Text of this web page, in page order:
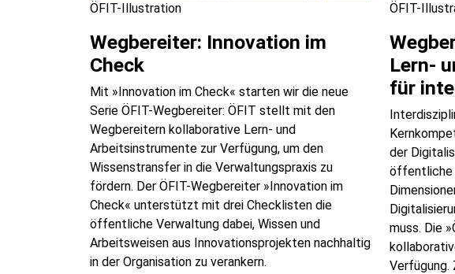
ÖFIT-Illustration
Wegbereiter: Innovation im
Check
Mit »Innovation im Check« starten wir die neue
Serie ÖFIT-Wegbereiter: ÖFIT stellt mit den
Wegbereitern kollaborative Lern- und
Arbeitsinstrumente zur Verfügung, um den
Wissenstransfer in die Verwaltungspraxis zu
fördern. Der ÖFIT-Wegbereiter »Innovation im
Check« unterstützt mit drei Checklisten die
öffentliche Verwaltung dabei, Wissen und
Arbeitsweisen aus Innovationsprojekten nachhaltig
in der Organisation zu verankern.
ÖFIT-
Lern-
für
der
öffentliche
muss. Die
Verfügung.